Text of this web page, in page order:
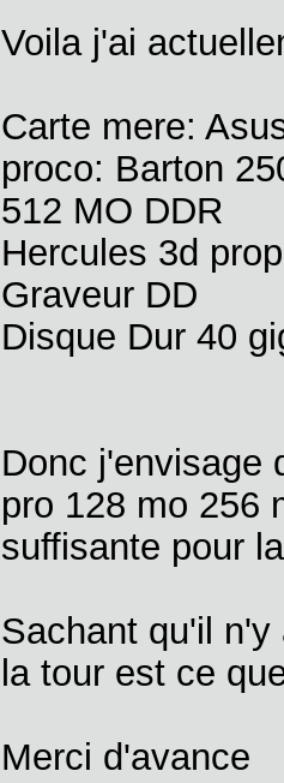
Voila j'ai
Carte mere:
proco: Barton
512 MO DDR
Hercules 3d
Graveur DD
Disque Dur 40
Donc j'envisage
pro 128 mo 256
suffisante pour
Sachant qu'il
la tour est ce
Merci d'avance